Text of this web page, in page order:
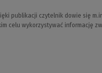
publikacji czytelnik dowie się
celu wykorzystywać informację